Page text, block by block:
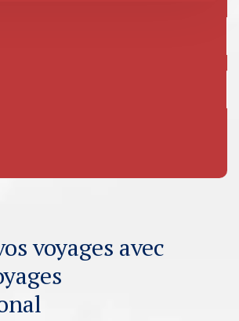
voyages avec